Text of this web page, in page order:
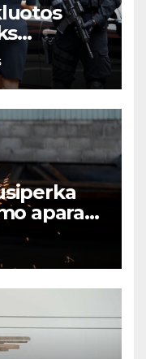
aparatą